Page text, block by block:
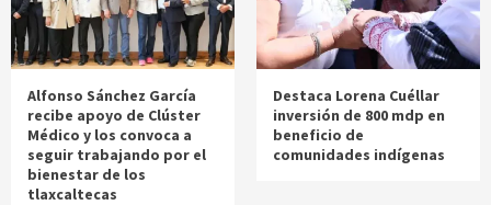
Alfonso Sánchez García
recibe apoyo de Clúster
Médico y los convoca a
seguir trabajando por el
bienestar de los
tlaxcaltecas
Destaca Lorena Cuéllar
inversión de 800 mdp en
beneficio de
comunidades indígenas